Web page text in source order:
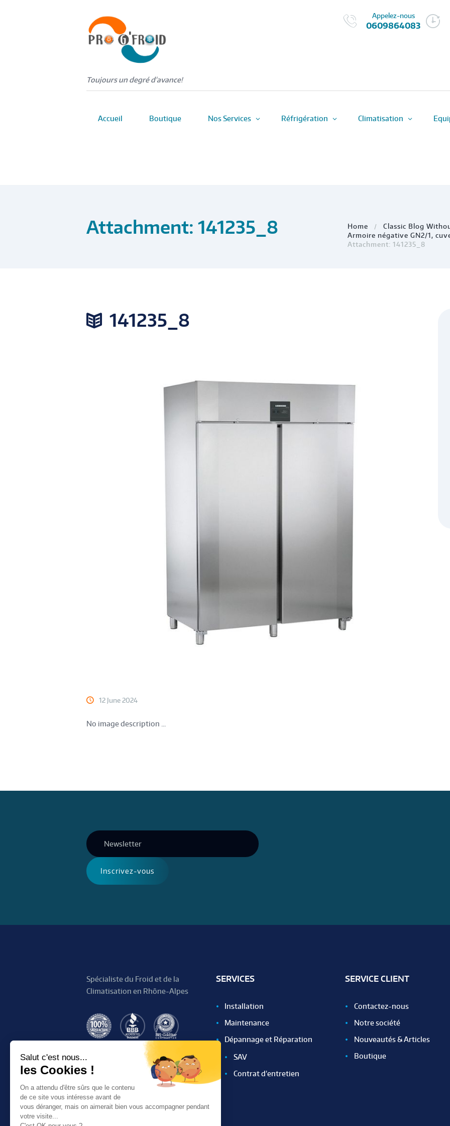
Toujours un degré d'avance!
Appelez-nous
0609864083
Accueil Boutique Nos Services Réfrigération Climatisation
Attachment: 141235_8 Home
Classic Blog
Armoire négative GN2/1,
Attachment: 141235_8
141235_8
12 June 2024
No image description ...
Spécialiste du Froid et de la
Climatisation en Rhône-Alpes
SERVICES
Installation
Maintenance
Dépannage et Réparation
SAV
Contrat d’entretien
SERVICE CLIENT
Contactez-nous
Notre société
Nouveautés & Articles
Boutique